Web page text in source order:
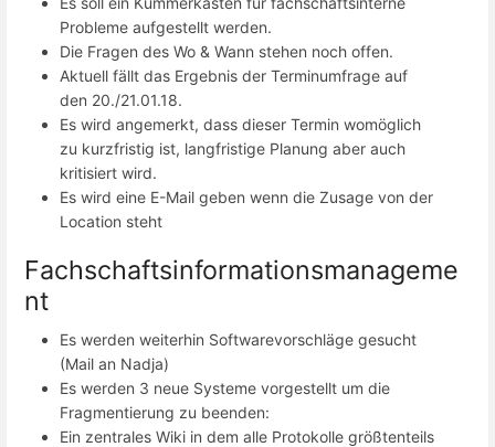
Probleme aufgestellt werden.
Die Fragen des Wo & Wann stehen noch offen.
Aktuell fällt das Ergebnis der Terminumfrage auf
den 20./21.01.18.
Es wird angemerkt, dass dieser Termin womöglich
zu kurzfristig ist, langfristige Planung aber auch
kritisiert wird.
Es wird eine E-Mail geben wenn die Zusage von der
Location steht
Fachschaftsinformationsmanageme
nt
Es werden weiterhin Softwarevorschläge gesucht
(Mail an Nadja)
Es werden 3 neue Systeme vorgestellt um die
Fragmentierung zu beenden:
Ein zentrales Wiki in dem alle Protokolle größtenteils